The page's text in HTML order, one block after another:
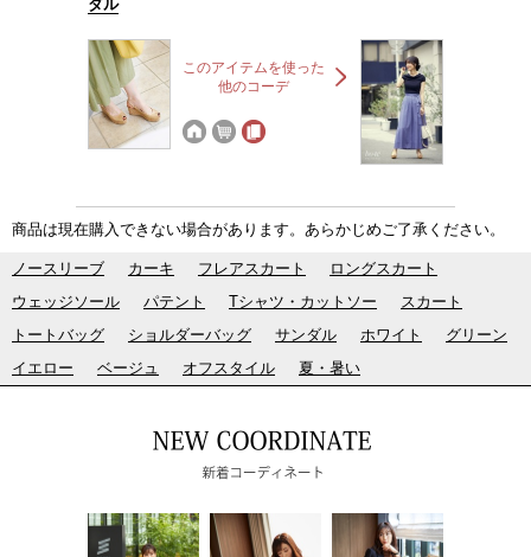
ダル
このアイテムを使った
他のコーデ
商品は現在購入できない場合があります。あらかじめご了承ください。
ノースリーブ カーキ フレアスカート
ロングスカート
ウェッジソール
パテント Tシャツ・カットソー
スカート
トートバッグ
ショルダーバッグ サンダル ホワイト
グリーン
イエロー
ベージュ オフスタイル 夏・暑い